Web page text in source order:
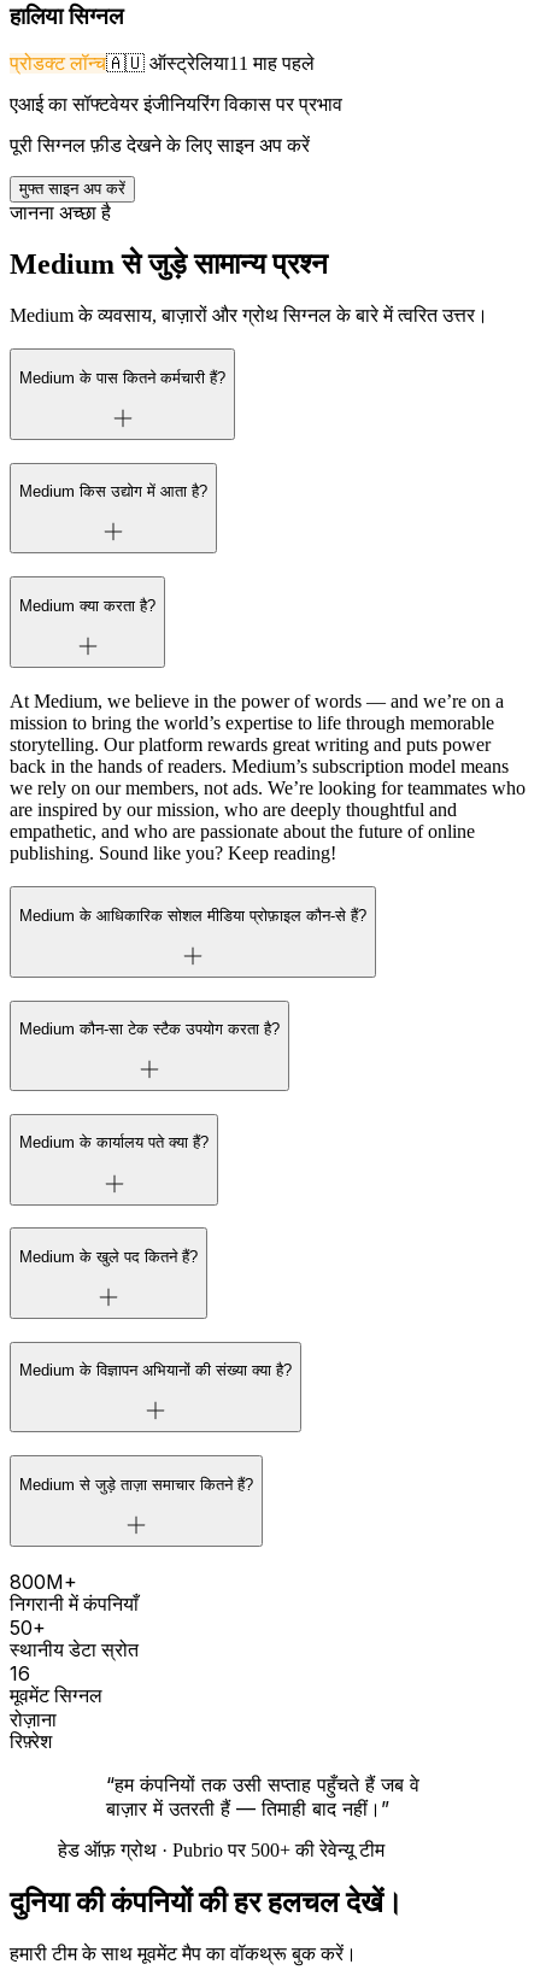
हालिया सिग्नल
प्रोडक्ट लॉन्च🇦🇺 ऑस्ट्रेलिया11 माह पहले
एआई का सॉफ्टवेयर इंजीनियरिंग विकास पर प्रभाव
पूरी सिग्नल फ़ीड देखने के लिए साइन अप करें
मुफ्त साइन अप करें
जानना अच्छा है
Medium से जुड़े सामान्य प्रश्न
Medium के व्यवसाय, बाज़ारों और ग्रोथ सिग्नल के बारे में त्वरित उत्तर।
Medium के पास कितने कर्मचारी हैं?
Medium किस उद्योग में आता है?
Medium क्या करता है?
At Medium, we believe in the power of words — and we’re on a
mission to bring the world’s expertise to life through memorable
storytelling. Our platform rewards great writing and puts power
back in the hands of readers. Medium’s subscription model means
we rely on our members, not ads. We’re looking for teammates who
are inspired by our mission, who are deeply thoughtful and
empathetic, and who are passionate about the future of online
publishing. Sound like you? Keep reading!
Medium के आधिकारिक सोशल मीडिया प्रोफ़ाइल कौन-से हैं?
Medium कौन-सा टेक स्टैक उपयोग करता है?
Medium के कार्यालय पते क्या हैं?
Medium के खुले पद कितने हैं?
Medium के विज्ञापन अभियानों की संख्या क्या है?
Medium से जुड़े ताज़ा समाचार कितने हैं?
800M+
निगरानी में कंपनियाँ
50+
स्थानीय डेटा स्रोत
16
मूवमेंट सिग्नल
रोज़ाना
रिफ़्रेश
“हम कंपनियों तक उसी सप्ताह पहुँचते हैं जब वे
बाज़ार में उतरती हैं — तिमाही बाद नहीं।”
हेड ऑफ़ ग्रोथ · Pubrio पर 500+ की रेवेन्यू टीम
दुनिया की कंपनियों की हर हलचल देखें।
हमारी टीम के साथ मूवमेंट मैप का वॉकथ्रू बुक करें।